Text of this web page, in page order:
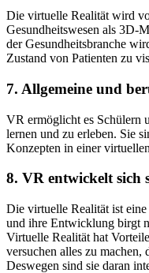
Die virtuelle Realität wird
Gesundheitswesen als 3D-
der Gesundheitsbranche
Zustand von Patienten zu
7. Allgemeine und
VR ermöglicht es Schülern
lernen und zu erleben. Sie
Konzepten in einer
8. VR entwickelt sich
Die virtuelle Realität ist
und ihre Entwicklung birgt
Virtuelle Realität hat
versuchen alles zu
Deswegen sind sie daran